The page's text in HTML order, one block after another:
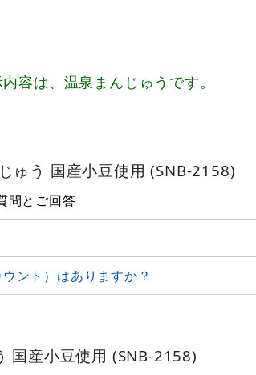
容は、温泉まんじゅうです。
ゅう 国産小豆使用 (SNB-2158)
問とご回答
ント）はありますか？
国産小豆使用 (SNB-2158)